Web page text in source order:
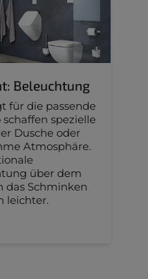
Beleuchtung
für die passende
spezielle
Dusche oder
Atmosphäre.
über dem
das Schminken
leichter.